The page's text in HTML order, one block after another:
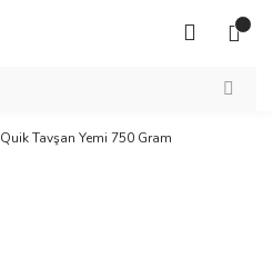
Quik Tavşan Yemi 750 Gram